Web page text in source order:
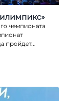
чемпионата
пройдет...